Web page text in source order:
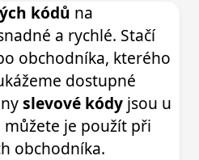
kódů na
a rychlé. Stačí
obchodníka, kterého
dostupné
slevové kódy jsou u
můžete je použít při
obchodníka.